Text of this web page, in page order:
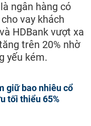
ngân hàng có
vay khách
HDBank vượt xa
trên 20% nhờ
yếu kém.
giữ bao nhiêu cổ
tối thiểu 65%